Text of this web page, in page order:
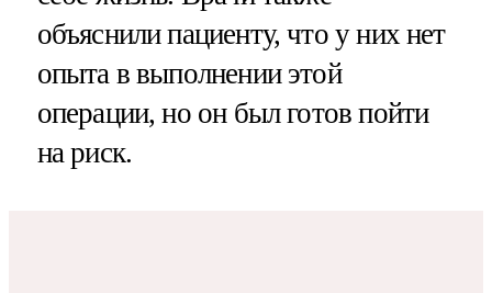
объяснили пациенту, что у них нет
опыта в выполнении этой
операции, но он был готов пойти
на риск.